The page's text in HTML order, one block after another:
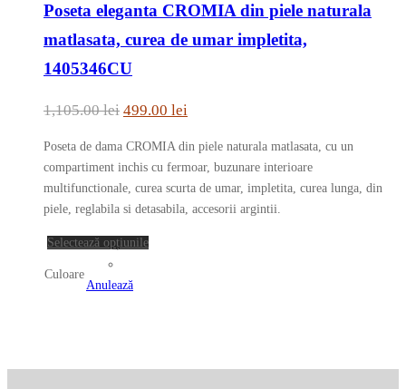
produsului.
are
pot
Poseta eleganta CROMIA din piele naturala
matlasata, curea de umar impletita,
1405346CU
1,105.00lei Prețul
fost:
1,105.00 lei.
499.00 lei
este:
499.00 lei.
Poseta de dama CROMIA din piele naturala matlasata, cu un
compartiment inchis cu fermoar, buzunare interioare
multifunctionale, curea scurta de umar, impletita, curea lunga, din
piele, reglabila si detasabila, accesorii argintii.
Selectează opțiunileAcest
Opțiunile
Culoare
Anulează